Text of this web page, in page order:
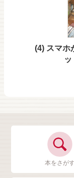
4
スマ
本をさがす